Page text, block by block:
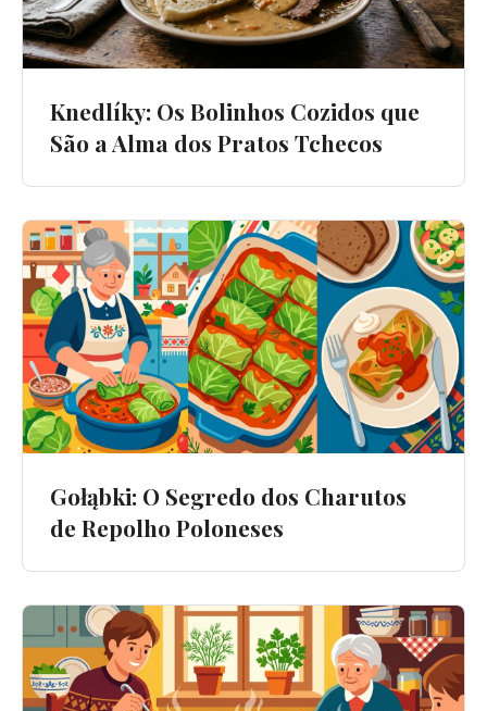
Knedlíky: Os Bolinhos Cozidos que
São a Alma dos Pratos Tchecos
Gołąbki: O Segredo dos Charutos
de Repolho Poloneses